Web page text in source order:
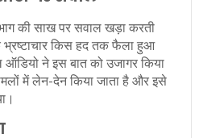
की साख पर सवाल खड़ा करती
भ्रष्टाचार किस हद तक फैला हुआ
ऑडियो ने इस बात को उजागर किया
में लेन-देन किया जाता है और इसे